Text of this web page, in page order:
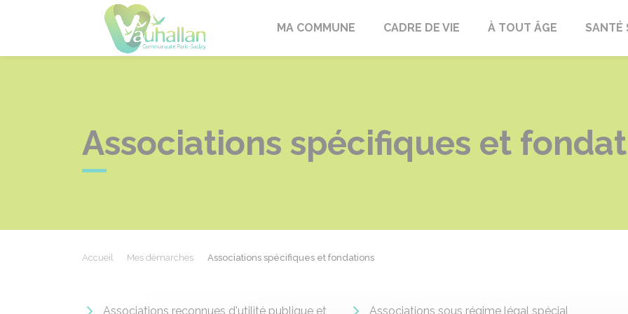
VauhallanMA COMMUNE CADRE DE VIE À TOUT ÂGE SANTÉ
Associations spécifiques et
Accueil Mes démarches Associations spécifiques et fondations
Associations reconnues d'utilité publique et
Associations sous régime légal spécial